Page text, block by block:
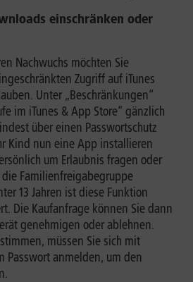
einschränken oder
Nachwuchs möchten Sie
Zugriff auf iTunes
Unter „Beschränkungen“
im iTunes & App Store“ gänzlich
über einen Passwortschutz
Kind nun eine App installieren
um Erlaubnis fragen oder
Familienfreigabegruppe
13 Jahren ist diese Funktion
Die Kaufanfrage können Sie dann
genehmigen oder ablehnen.
müssen Sie sich mit
Passwort anmelden, um den